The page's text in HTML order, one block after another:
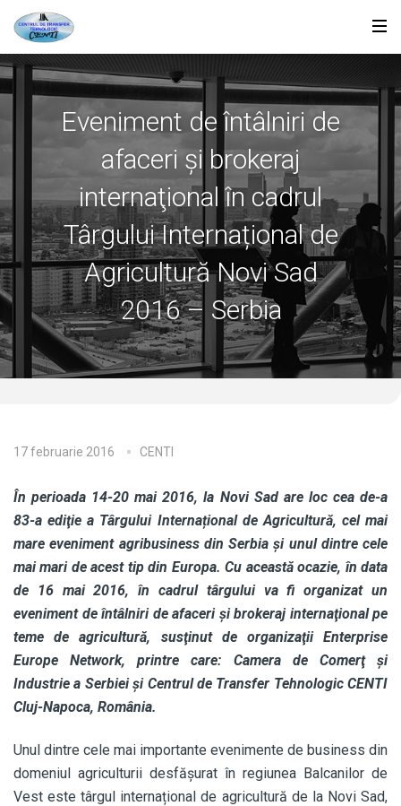
Eveniment de întâlniri de
afaceri şi brokeraj
internaţional în cadrul
Târgului Internațional de
Agricultură Novi Sad
2016 – Serbia
17 februarie 2016 CENTI
În perioada 14-20 mai 2016, la Novi Sad are loc cea de-a
83-a ediţie a Târgului Internațional de Agricultură, cel mai
mare eveniment agribusiness din Serbia și unul dintre cele
mai mari de acest tip din Europa. Cu această ocazie, în data
de 16 mai 2016, în cadrul târgului va fi organizat un
eveniment de întâlniri de afaceri şi brokeraj internaţional pe
teme de agricultură, susţinut de organizaţii Enterprise
Europe Network, printre care: Camera de Comerţ şi
Industrie a Serbiei şi Centrul de Transfer Tehnologic CENTI
Cluj-Napoca, România.
Unul dintre cele mai importante evenimente de business din
domeniul agriculturii desfăşurat în regiunea Balcanilor de
Vest este târgul internațional de agricultură de la Novi Sad,